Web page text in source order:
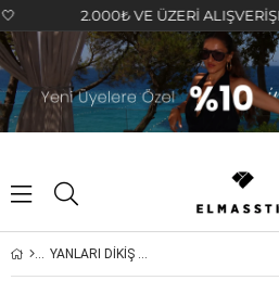
2.000₺ VE ÜZERİ
YANLARI DİKİŞ DETAYLI UZUN KOLLU GÖMLEK